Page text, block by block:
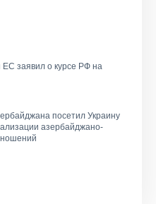
ЕС заявил о курсе РФ на
посетил Украину
азербайджано-